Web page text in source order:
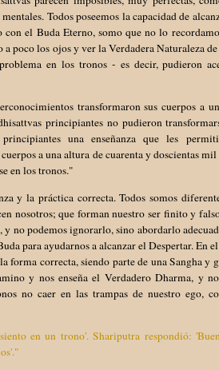
Todos poseemos la capacidad de
el Buda Eterno, somo que no lo
poco los ojos y ver la Verdadera Naturaleza
en los tronos - es decir, pudieron
transformaron sus cuerpos a
principiantes no pudieron
una enseñanza que les
a una altura de cuarenta y doscientas mil
en los tronos."
y la práctica correcta. Todos somos
nosotros; que forman nuestro ser finito y
no podemos ignorarlo, sino abordarlo
para ayudarnos a alcanzar el Despertar. En
forma correcta, siendo parte de una Sangha y
y nos enseña el Verdadero Dharma, y
no caer en las trampas de nuestro ego,
en un trono'. Shariputra respondió: